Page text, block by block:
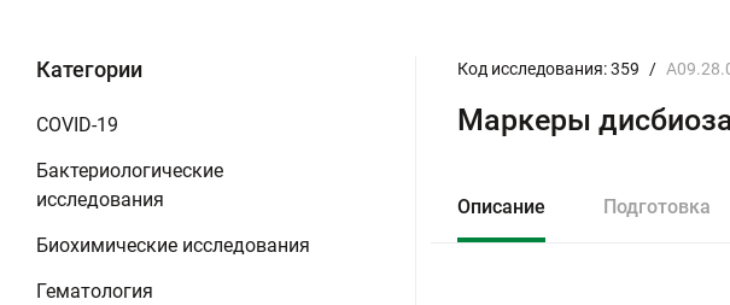
Категории
COVID-19
Бактериологические
исследования
Биохимические исследования
Гематология
Код исследования: 359 /
Маркеры
Описание Подготовка